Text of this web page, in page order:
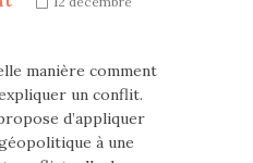
manière comment
un conflit.
d’appliquer
à une